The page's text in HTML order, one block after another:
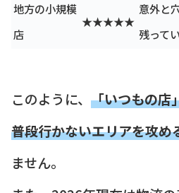
地方の小規模
店
★★★★★
意外と
残って
このように、 「いつもの店
普段行かないエリアを攻め
ません。